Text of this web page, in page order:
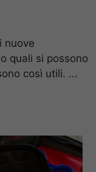
nuove
quali si possono
così utili. ...